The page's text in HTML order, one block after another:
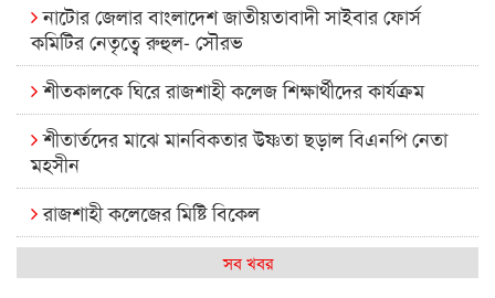
নাটোর জেলার বাংলাদেশ জাতীয়তাবাদী সাইবার ফোর্স
কমিটির নেতৃত্বে রুহুল- সৌরভ
শীতকালকে ঘিরে রাজশাহী কলেজ শিক্ষার্থীদের কার্যক্রম
শীতার্তদের মাঝে মানবিকতার উষ্ণতা ছড়াল বিএনপি নেতা
মহসীন
রাজশাহী কলেজের মিষ্টি বিকেল
কেমন আছে আমাদের দেশের মধ্যবিত্তরা
সব খবর